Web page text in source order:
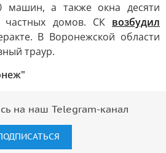
машин, а также окна десяти
частных домов. СК возбудил
В Воронежской области
траур.
на наш Telegram-канал